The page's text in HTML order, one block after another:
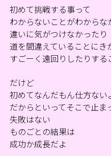
初めて挑戦する事って
わからないことがわからな
違いに気がつけなかったり
道を間違えていることにき
すごーく遠回りしたりする
だけど
初めてなんだもん仕方ない
だからといってそこで止ま
失敗はない
ものごとの結果は
成功か成長だよ